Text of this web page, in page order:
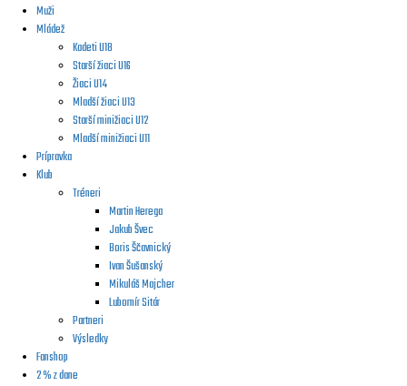
Muži
Mládež
Kadeti U18
Starší žiaci U16
Žiaci U14
Mladší žiaci U13
Starší minižiaci U12
Mladší minižiaci U11
Prípravka
Klub
Tréneri
Martin Herega
Jakub Švec
Boris Ščavnický
Ivan Šušanský
Mikuláš Majcher
Lubomír Sitár
Partneri
Výsledky
Fanshop
2 % z dane